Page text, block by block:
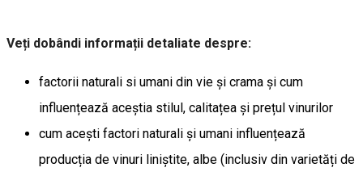
Veți dobândi informații detaliate despre:
factorii naturali si umani din vie și crama și cum
influențează aceștia stilul, calitațea și prețul vinurilor
cum acești factori naturali și umani influențează
producția de vinuri liniștite, albe (inclusiv din varietăți de